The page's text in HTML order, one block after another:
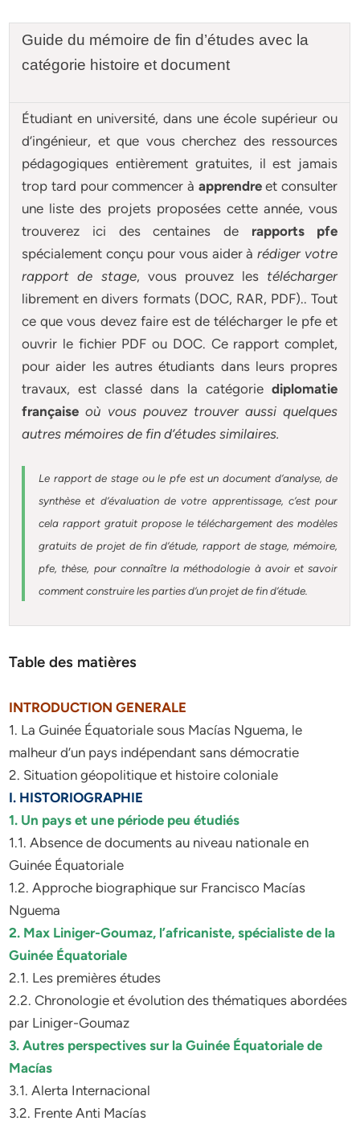
Guide du mémoire de fin d’études avec la
catégorie histoire et document
Étudiant en université, dans une école supérieur ou
d’ingénieur, et que vous cherchez des ressources
pédagogiques entièrement gratuites, il est jamais
trop tard pour commencer à apprendreet consulter
une liste des projets proposées cette année, vous
trouverez ici des centaines de rapports pfe
spécialement conçu pour vous aider àrédiger votre
rapport de stage, vous prouvez les télécharger
librement en divers formats (DOC, RAR, PDF).. Tout
ce que vous devez faire est de télécharger le pfe et
ouvrir le fichier PDF ou DOC. Ce rapport complet,
pour aider les autres étudiants dans leurs propres
travaux, est classé dans la catégorie diplomatie
françaiseoù vous pouvez trouver aussi quelques
autresmémoiresde fin d’études similaires.
Le rapport de stage ou le pfe est un document d’analyse, de
synthèse et d’évaluation de votre apprentissage, c’est pour
cela rapport gratuit propose le téléchargement des modèles
gratuits de projet de fin d’étude, rapport de stage, mémoire,
pfe, thèse, pour connaître la méthodologie à avoir et savoir
comment construire les parties d’un projet de fin d’étude
Table des matières
INTRODUCTION GENERALE
1. La Guinée Équatoriale sous Macías Nguema, le
malheur d’un pays indépendant sans démocratie
2. Situation géopolitique et histoire coloniale
I. HISTORIOGRAPHIE
1. Un pays et une période peu étudiés
1.1. Absence de documents au niveau nationale en
Guinée Équatoriale
1.2. Approche biographique sur Francisco Macías
Nguema
2. Max Liniger-Goumaz, l’africaniste, spécialiste de la
Guinée Équatoriale
2.1. Les premières études
2.2. Chronologie et évolution des thématiques abordées
par Liniger-Goumaz
3. Autres perspectives sur la Guinée Équatoriale de
Macías
3.1. Alerta Internacional
3.2. Frente Anti Macías